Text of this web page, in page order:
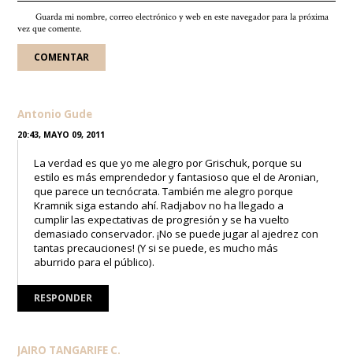
Guarda mi nombre, correo electrónico y web en este navegador para la próxima
vez que comente.
Antonio Gude
20:43, MAYO 09, 2011
La verdad es que yo me alegro por Grischuk, porque su
estilo es más emprendedor y fantasioso que el de Aronian,
que parece un tecnócrata. También me alegro porque
Kramnik siga estando ahí. Radjabov no ha llegado a
cumplir las expectativas de progresión y se ha vuelto
demasiado conservador. ¡No se puede jugar al ajedrez con
tantas precauciones! (Y si se puede, es mucho más
aburrido para el público).
RESPONDER
JAIRO TANGARIFE C.